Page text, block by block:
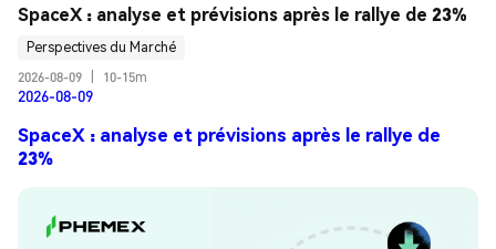
SpaceX : analyse et prévisions après le rallye de 23%
Perspectives du Marché
2026-08-09
10-15m
2026-08-09
SpaceX : analyse et prévisions après le rallye de
23%